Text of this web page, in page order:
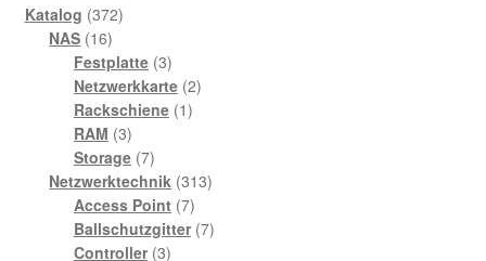
Katalog 372372
NAS 1616
Produkte
Festplatte 33
Produkte
Netzwerkkarte 22
Rackschiene 11
RAM 33
Produkte
Storage 77
Produkte
Netzwerktechnik 313313
Access Point 77
Produkte
Ballschutzgitter 77
Controller 33